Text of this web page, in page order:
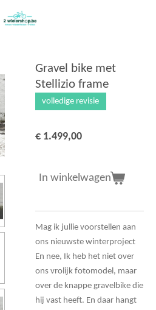
Gravel bike met
Stellizio frame
volledige revisie
€ 1.499,00
In winkelwagen
Mag ik jullie voorstellen aan
ons nieuwste winterproject
En nee, Ik heb het niet over
ons vrolijk fotomodel, maar
over de knappe gravelbike die
hij vast heeft. En daar hangt